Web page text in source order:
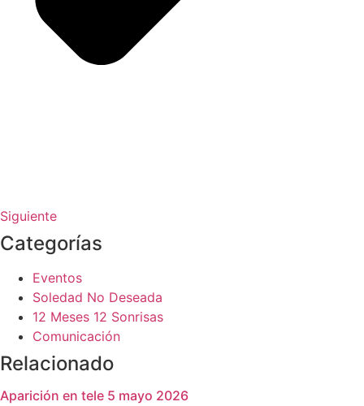
Siguiente
Categorías
Eventos
Soledad No Deseada
12 Meses 12 Sonrisas
Comunicación
Relacionado
Aparición en tele 5 mayo 2026